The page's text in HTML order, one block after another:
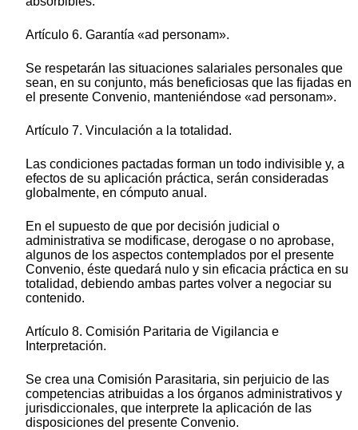
Artículo 6. Garantía «ad personam».
Se respetarán las situaciones salariales personales que
sean, en su conjunto, más beneficiosas que las fijadas en
el presente Convenio, manteniéndose «ad personam».
Artículo 7. Vinculación a la totalidad.
Las condiciones pactadas forman un todo indivisible y, a
efectos de su aplicación práctica, serán consideradas
globalmente, en cómputo anual.
En el supuesto de que por decisión judicial o
administrativa se modificase, derogase o no aprobase,
algunos de los aspectos contemplados por el presente
Convenio, éste quedará nulo y sin eficacia práctica en su
totalidad, debiendo ambas partes volver a negociar su
contenido.
Artículo 8. Comisión Paritaria de Vigilancia e
Interpretación.
Se crea una Comisión Parasitaria, sin perjuicio de las
competencias atribuidas a los órganos administrativos y
jurisdiccionales, que interprete la aplicación de las
disposiciones del presente Convenio.